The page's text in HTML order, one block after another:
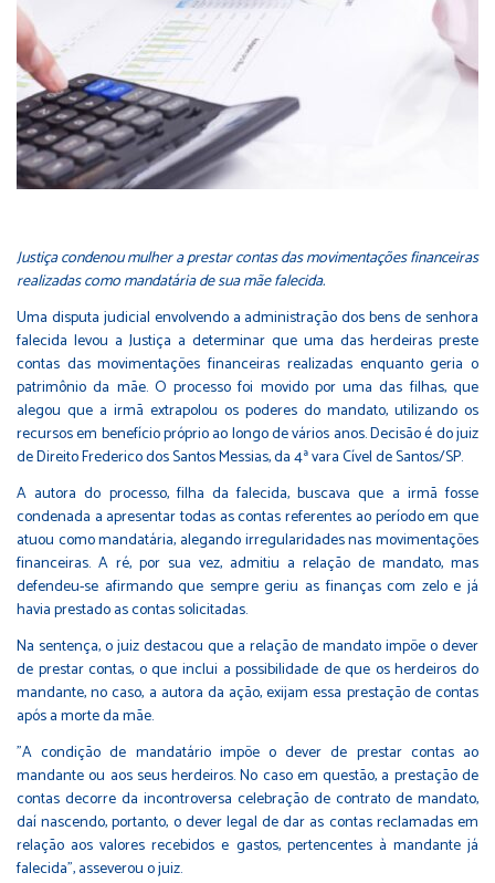
Justiça condenou mulher a prestar contas das movimentações financeiras
realizadas como mandatária de sua mãe falecida.
Uma disputa judicial envolvendo a administração dos bens de senhora
falecida levou a Justiça a determinar que uma das herdeiras preste
contas das movimentações financeiras realizadas enquanto geria o
patrimônio da mãe. O processo foi movido por uma das filhas, que
alegou que a irmã extrapolou os poderes do mandato, utilizando os
recursos em benefício próprio ao longo de vários anos. Decisão é do juiz
de Direito Frederico dos Santos Messias, da 4ª vara Cível de Santos/SP.
A autora do processo, filha da falecida, buscava que a irmã fosse
condenada a apresentar todas as contas referentes ao período em que
atuou como mandatária, alegando irregularidades nas movimentações
financeiras. A ré, por sua vez, admitiu a relação de mandato, mas
defendeu-se afirmando que sempre geriu as finanças com zelo e já
havia prestado as contas solicitadas.
Na sentença, o juiz destacou que a relação de mandato impõe o dever
de prestar contas, o que inclui a possibilidade de que os herdeiros do
mandante, no caso, a autora da ação, exijam essa prestação de contas
após a morte da mãe.
"A condição de mandatário impõe o dever de prestar contas ao
mandante ou aos seus herdeiros. No caso em questão, a prestação de
contas decorre da incontroversa celebração de contrato de mandato,
daí nascendo, portanto, o dever legal de dar as contas reclamadas em
relação aos valores recebidos e gastos, pertencentes à mandante já
falecida", asseverou o juiz.